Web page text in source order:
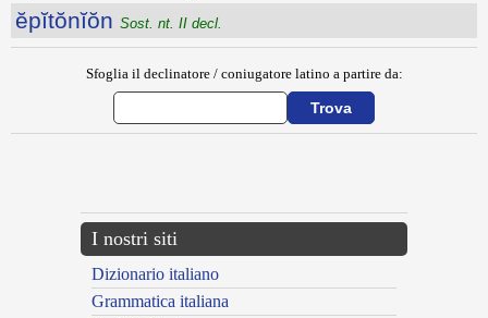
ĕpĭtŏnĭŏn Sost. nt. II decl.
Sfoglia il declinatore / coniugatore latino a partire da:
I nostri siti
Dizionario italiano
Grammatica italiana